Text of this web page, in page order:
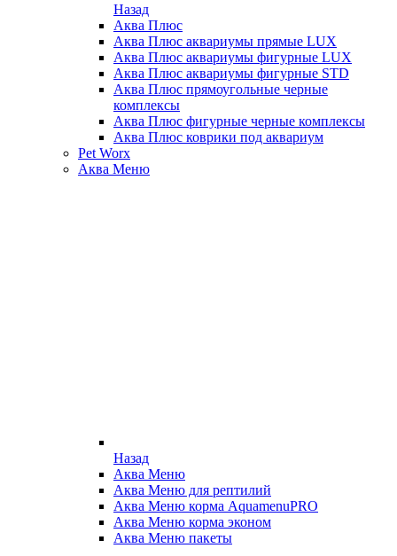
Назад
Аква Плюс
Аква Плюс аквариумы прямые LUX
Аква Плюс аквариумы фигурные LUX
Аква Плюс аквариумы фигурные STD
Аква Плюс прямоугольные черные
комплексы
Аква Плюс фигурные черные комплексы
Аква Плюс коврики под аквариум
Pet Worx
Аква Меню
Назад
Аква Меню
Аква Меню для рептилий
Аква Меню корма AquamenuPRO
Аква Меню корма эконом
Аква Меню пакеты